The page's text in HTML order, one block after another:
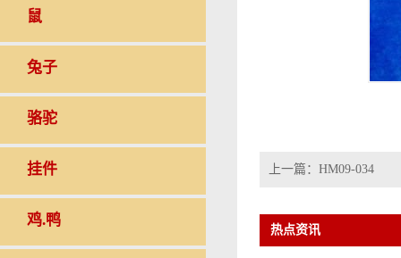
鼠
兔子
骆驼
挂件
鸡.鸭
上一篇： HM09-034
热点资讯